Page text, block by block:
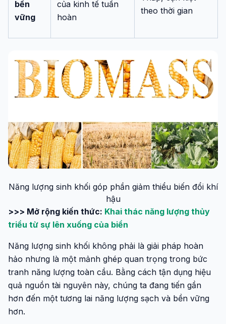
bền
vững
của kinh tế tuần
hoàn
theo thời gian
Năng lượng sinh khối góp phần giảm thiểu biến đổi khí
hậu
>>> Mở rộng kiến thức: Khai thác năng lượng thủy
triều từ sự lên xuống của biển
Năng lượng sinh khối không phải là giải pháp hoàn
hảo nhưng là một mảnh ghép quan trọng trong bức
tranh năng lượng toàn cầu. Bằng cách tận dụng hiệu
quả nguồn tài nguyên này, chúng ta đang tiến gần
hơn đến một tương lai năng lượng sạch và bền vững
hơn.